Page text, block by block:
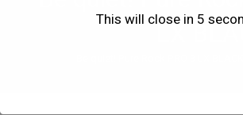
LX
This will close in 4